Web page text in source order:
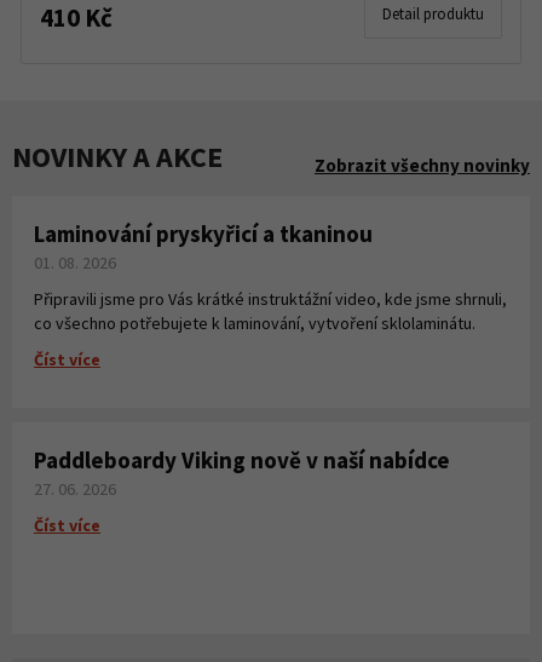
410 Kč Detail produktu
NOVINKY A AKCE Zobrazit všechny novinky
Laminování pryskyřicí a tkaninou
01. 08. 2026
Připravili jsme pro Vás krátké instruktážní video, kde jsme shrnuli,
co všechno potřebujete k laminování, vytvoření sklolaminátu.
Číst více
Paddleboardy Viking nově v naší nabídce
27. 06. 2026
Číst více